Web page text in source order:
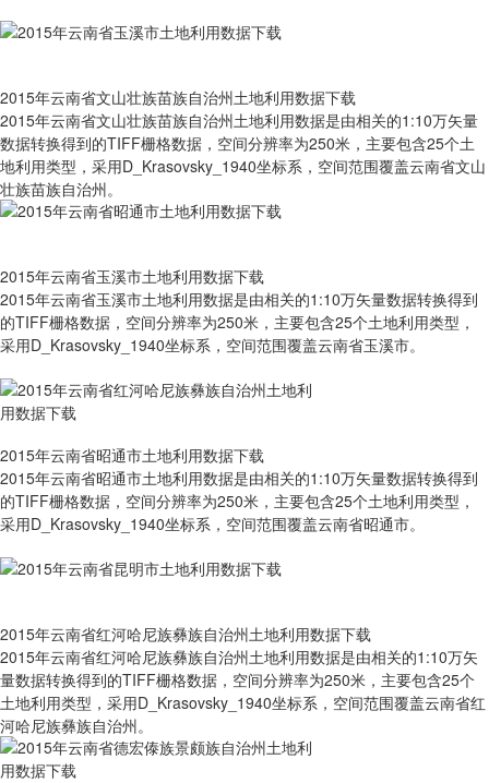
2015年云南省文山壮族苗族自治州土地利用数据下载
2015年云南省文山壮族苗族自治州土地利用数据是由相关的1:10万矢量
数据转换得到的TIFF栅格数据，空间分辨率为250米，主要包含25个土
地利用类型，采用D_Krasovsky_1940坐标系，空间范围覆盖云南省文山
壮族苗族自治州。
2015年云南省玉溪市土地利用数据下载
2015年云南省玉溪市土地利用数据是由相关的1:10万矢量数据转换得到
的TIFF栅格数据，空间分辨率为250米，主要包含25个土地利用类型，
采用D_Krasovsky_1940坐标系，空间范围覆盖云南省玉溪市。
2015年云南省昭通市土地利用数据下载
2015年云南省昭通市土地利用数据是由相关的1:10万矢量数据转换得到
的TIFF栅格数据，空间分辨率为250米，主要包含25个土地利用类型，
采用D_Krasovsky_1940坐标系，空间范围覆盖云南省昭通市。
2015年云南省红河哈尼族彝族自治州土地利用数据下载
2015年云南省红河哈尼族彝族自治州土地利用数据是由相关的1:10万矢
量数据转换得到的TIFF栅格数据，空间分辨率为250米，主要包含25个
土地利用类型，采用D_Krasovsky_1940坐标系，空间范围覆盖云南省红
河哈尼族彝族自治州。